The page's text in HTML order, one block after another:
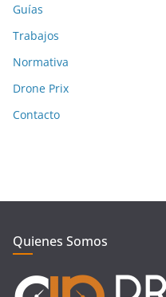
Guías
Trabajos
Normativa
Drone Prix
Contacto
Quienes Somos